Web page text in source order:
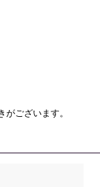
ございます。